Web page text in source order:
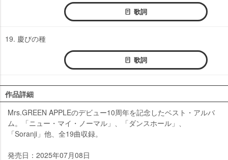
歌詞
19. 慶びの種
歌詞
作品詳細
Mrs.GREEN APPLEのデビュー10周年を記念したベスト・アルバ
ム。「ニュー・マイ・ノーマル」、「ダンスホール」、
「Soranji」他、全19曲収録。
発売日：2025年07月08日